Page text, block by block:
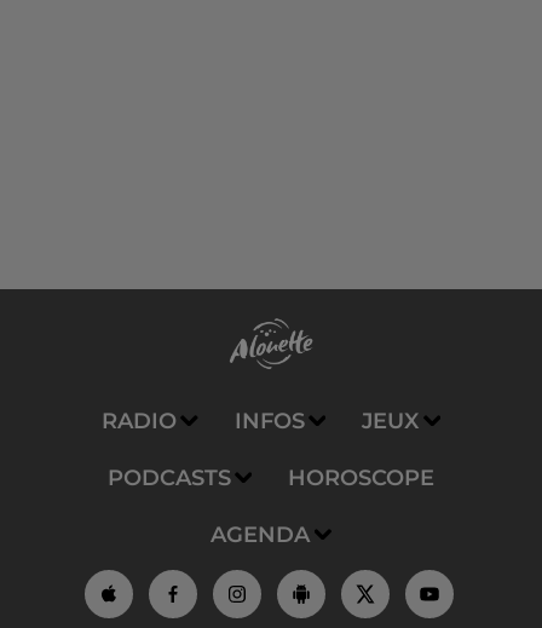
RADIO INFOS JEUX
PODCASTS HOROSCOPE
AGENDA